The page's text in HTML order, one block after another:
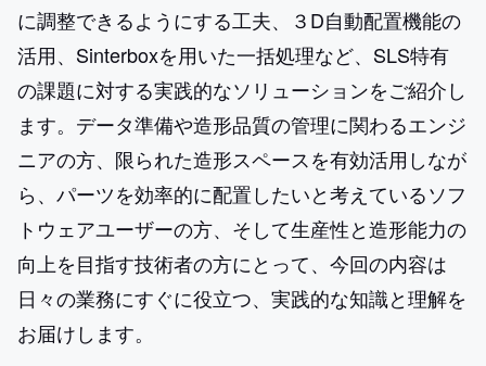
に調整できるようにする工夫、３D自動配置機能の
活用、Sinterboxを用いた一括処理など、SLS特有
の課題に対する実践的なソリューションをご紹介し
ます。データ準備や造形品質の管理に関わるエンジ
ニアの方、限られた造形スペースを有効活用しなが
ら、パーツを効率的に配置したいと考えているソフ
トウェアユーザーの方、そして生産性と造形能力の
向上を目指す技術者の方にとって、今回の内容は
日々の業務にすぐに役立つ、実践的な知識と理解を
お届けします。